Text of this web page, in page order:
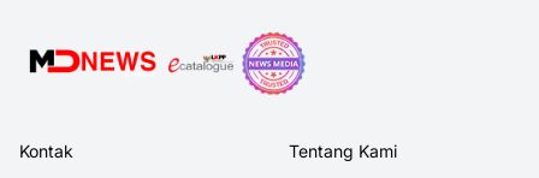
Kontak Tentang Kami